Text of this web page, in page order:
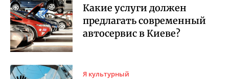
Какие услуги должен
предлагать современный
автосервис в Киеве?
Я культурный